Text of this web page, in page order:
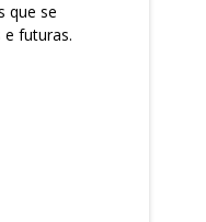
que se
futuras.